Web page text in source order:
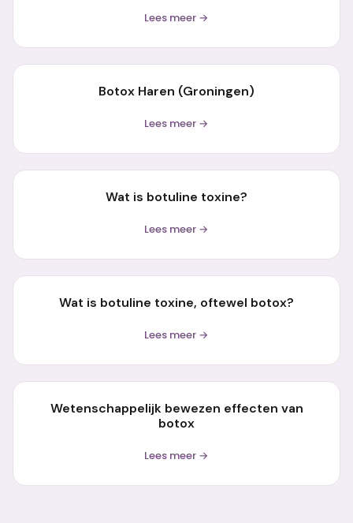
Lees meer →
Botox Haren (Groningen)
Lees meer →
Wat is botuline toxine?
Lees meer →
Wat is botuline toxine, oftewel botox?
Lees meer →
Wetenschappelijk bewezen effecten van
botox
Lees meer →